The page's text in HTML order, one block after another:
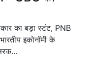
का बड़ा स्टंट, PNB
इकोनॉमी के